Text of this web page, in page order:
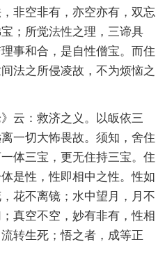
非空非有，亦空亦有，双忘
；所觉法性之理，三谛具
事和合，是自性僧宝。而住
法之所侵凌故，不为烦恼之
：救济之义。以皈依三
一切大怖畏故。须知，舍住
体三宝，更无住持三宝。住
是性，性即相中之性。性如
花不离镜；水中望月，月不
真空不空，妙有非有，性相
流转生死；悟之者，成等正